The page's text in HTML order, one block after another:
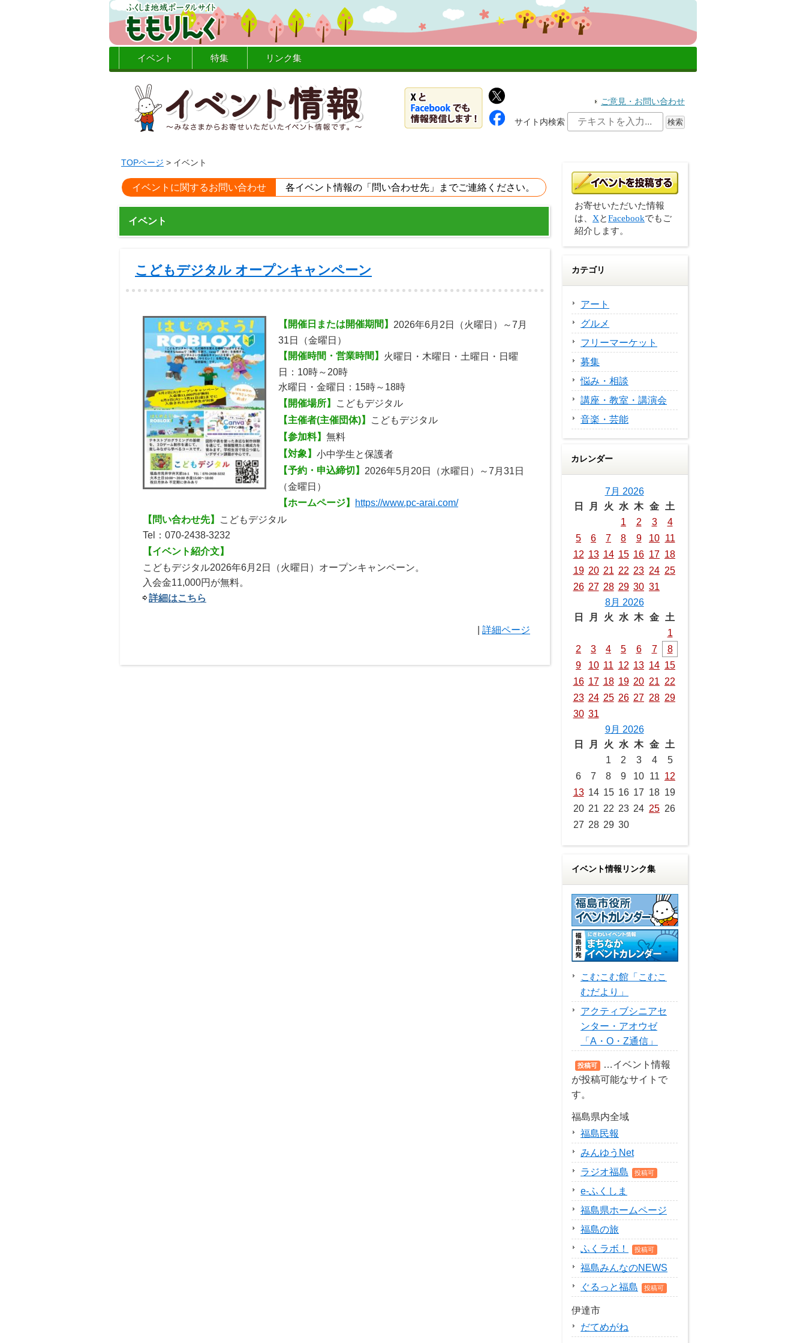
イベント 特集 リンク集
ご意見・お問い合わせ
サイト内検索
TOPページ > イベント
イベントに関するお問い合わせ 各イベント情報の「問い合わせ先」までご連絡ください。
イベント
こどもデジタル オープンキャンペーン
【開催日または開催期間】 2026年6月2日（火曜日）～7月
31日（金曜日）
【開催時間・営業時間】 火曜日・木曜日・土曜日・日曜
日：10時～20時
水曜日・金曜日：15時～18時
【開催場所】
こどもデジタル
【主催者(主催団体)】
こどもデジタル
【参加料】 無料
【対象】 小中学生と保護者
【予約・申込締切】 2026年5月20日（水曜日）～7月31日
（金曜日）
【ホームページ】
https://www.pc-arai.com/
【問い合わせ先】
こどもデジタル
Tel：070-2438-3232
【イベント紹介文】
こどもデジタル2026年6月2日（火曜日）オープンキャンペーン。
入会金11,000円が無料。
詳細はこちら
詳細ページ
お寄せいただいた情報
は、 XとFacebookでもご
紹介します。
カテゴリ
アート
グルメ
フリーマーケット
募集
悩み・相談
講座・教室・講演会
音楽・芸能
カレンダー
7月 2026
日
月 火 水 木 金
土
1
2 3
4
5
6 7 8 9 10 11
12 13 14 15 16 17 18
19 20 21 22 23 24 25
26 27 28 29 30 31
8月 2026
日
月 火 水 木 金
土
1
2
3 4 5 6 7
8
9
10 11 12 13 14 15
16 17 18 19 20 21 22
23 24 25 26 27 28 29
30 31
9月 2026
日
月 火 水 木 金
土
1
2 3 4
5
6
7 8 9 10 11 12
13 14 15 16 17 18 19
20 21 22 23 24 25 26
27 28 29 30
イベント情報リンク集
こむこむ館「こむこ
むだより」
アクティブシニアセ
ンター・アオウゼ
「A・O・Z通信」
投稿可
…イベント情報
が投稿可能なサイトで
す。
福島県内全域
福島民報
みんゆうNet
ラジオ福島
投稿可
e-ふくしま
福島県ホームページ
福島の旅
ふくラボ！
投稿可
福島みんなのNEWS
ぐるっと福島
投稿可
伊達市
だてめがね